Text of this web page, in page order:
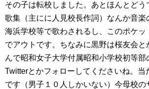
その子は転校しました。あとほんとどう
歌集（主にに人見校長作詞）なんか音楽
海浜学校等で歌わされるし、このポケッ
でアウトです。ちなみに黒野は桜友会と
んで昭和女子大学付属昭和小学校初等部
Twitterとかフォローしてくださいね。当
です（男子１０人しかいない）今母校の